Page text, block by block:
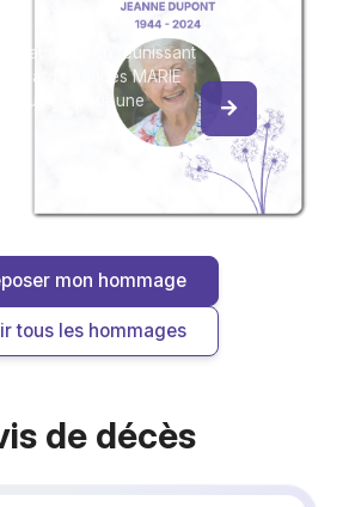
collaboratif en réunissant
Gérard Jacques MARIE
vous ou pour une
mon hommage
tous les hommages
de décès